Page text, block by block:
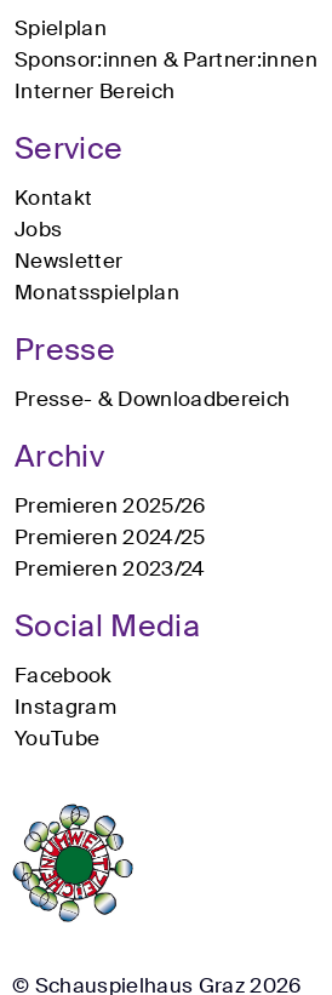
Spielplan
Sponsor:innen & Partner:innen
Interner Bereich
Service
Kontakt
Jobs
Newsletter
Monatsspielplan
Presse
Presse- & Downloadbereich
Archiv
Premieren 2025/26
Premieren 2024/25
Premieren 2023/24
Social Media
Facebook
Instagram
YouTube
© Schauspielhaus Graz 2026